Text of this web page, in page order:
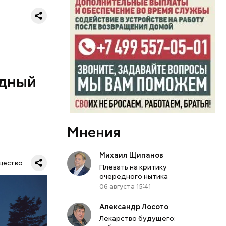
— в
Мнения
Михаил Щипанов
Плевать на критику
очередного нытика
06 августа 15:41
Александр Лосото
Лекарство будущего: